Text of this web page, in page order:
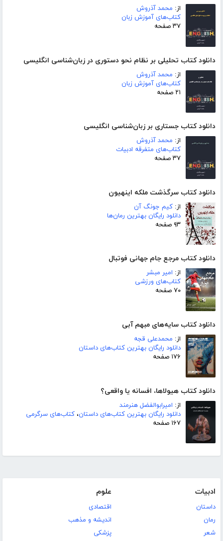
از: محمد آذروش
کتاب‌های آموزش زبان
۳۷ صفحه
دانلود کتاب تحلیلی بر نظام نحو دستوری در زبان‌شناسی انگلیسی
از: محمد آذروش
کتاب‌های آموزش زبان
۲۱ صفحه
دانلود کتاب جستاری بر زبان‌شناسی انگلیسی
از: محمد آذروش
کتاب‌های متفرقه ادبیات
۳۷ صفحه
دانلود کتاب سرگذشت ملکه اینهیون
از: کیم جونگ آن
دانلود رایگان بهترین رمان‌ها
۹۳ صفحه
دانلود کتاب مرجع جام جهانی فوتبال
از: امیر مبشر
کتاب‌های ورزشی
۷۰ صفحه
دانلود کتاب سایه‌های مبهم آبی
از: محمدعلی قجه
دانلود رایگان بهترین کتاب‌های داستان
۱۷۶ صفحه
دانلود کتاب هیولاها، افسانه یا واقعی؟
از: امیرابوالفضل هنرمند
دانلود رایگان بهترین کتاب‌های داستان، کتاب‌های سرگرمی
۱۶۷ صفحه
ادبیات
داستان
رمان
شعر
علوم
اقتصادی
اندیشه و مذهب
پزشکی